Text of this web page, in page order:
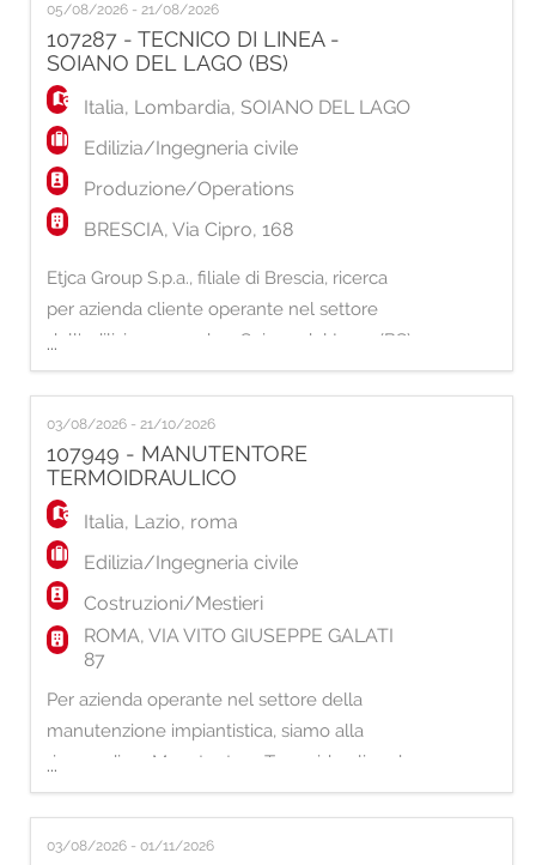
Registrazione delle scritture contabili e prima
nota. - Gestione delle riconciliazioni bancarie.
- Predisposizione d
05/08/2026 - 21/08/2026
107287 - TECNICO DI LINEA -
SOIANO DEL LAGO (BS)
Italia, Lombardia,SOIANO DEL LAGO
Edilizia/Ingegneria civile
Produzione/Operations
BRESCIA, Via Cipro, 168
Etjca Group S.p.a., filiale di Brescia, ricerca
per azienda cliente operante nel settore
dell'edilizia, con sede a Soiano del Lago (BS),
un: TECNICO DI LINEA Mansioni: La risorsa
si occuperà di: - effettuare controlli visivi sui
lotti di produzione; - monitorare il corretto
funzionamento dei macchinari e la
conformità del prodotto finito;
...
03/08/2026 - 21/10/2026
107949 - MANUTENTORE
TERMOIDRAULICO
Italia, Lazio, roma
Edilizia/Ingegneria civile
Costruzioni/Mestieri
ROMA, VIA VITO GIUSEPPE GALATI
87
Per azienda operante nel settore della
manutenzione impiantistica, siamo alla
ricerca di un Manutentore Termoidraulico da
inserire all'interno di un team specializzato
nella gestione e manutenzione di impianti
civili e industriali. Attività principali La risorsa
...
03/08/2026 - 01/11/2026